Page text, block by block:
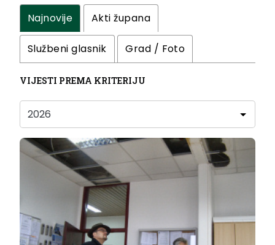
Najnovije Akti župana
Službeni glasnik Grad / Foto
VIJESTI PREMA KRITERIJU